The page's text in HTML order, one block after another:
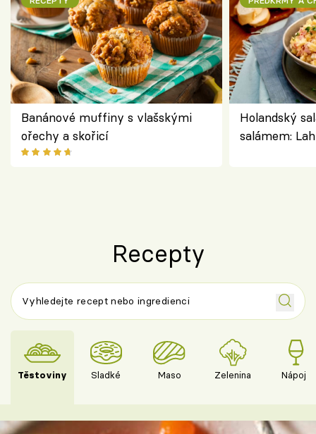
Banánové muffiny s vlašskými
ořechy a skořicí
Holandský
salámem:
Recepty
Těstoviny Sladké Maso Zelenina Nápoje